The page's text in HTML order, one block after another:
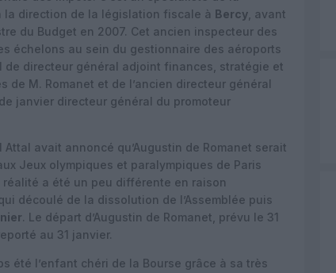
la direction de la législation fiscale à Bercy , avant
du Budget en 2007. Cet ancien inspecteur des
échelons au sein du gestionnaire des aéroports
directeur général adjoint finances, stratégie et
de M. Romanet et de l’ancien directeur général
janvier directeur général du promoteur
avait annoncé qu’Augustin de Romanet serait
Jeux olympiques et paralympiques de Paris
a été un peu différente en raison
découlé de la dissolution de l’Assemblée puis
. Le départ d’Augustin de Romanet, prévu le 31
au 31 janvier.
été l’enfant chéri de la Bourse grâce à sa très